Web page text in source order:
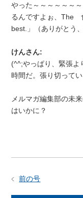
やった～～～～～～
るんですよぉ、The
best.」（ありがとう
けんさん:
(^^;やっぱり、緊張よ
時間だ。張り切って
メルマガ編集部の未
はいかに？
前の号